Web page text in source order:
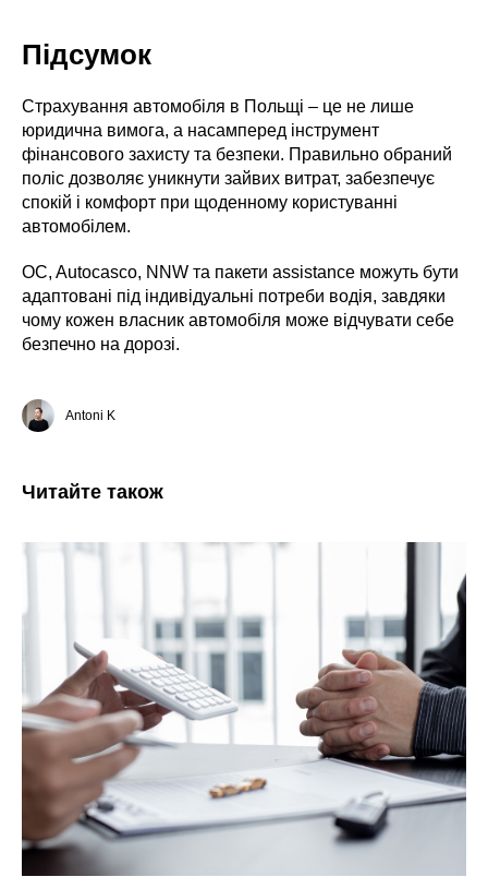
Підсумок
Страхування автомобіля в Польщі – це не лише
юридична вимога, а насамперед інструмент
фінансового захисту та безпеки. Правильно обраний
поліс дозволяє уникнути зайвих витрат, забезпечує
спокій і комфорт при щоденному користуванні
автомобілем.
OC, Autocasco, NNW та пакети assistance можуть бути
адаптовані під індивідуальні потреби водія, завдяки
чому кожен власник автомобіля може відчувати себе
безпечно на дорозі.
Antoni K
Читайте також